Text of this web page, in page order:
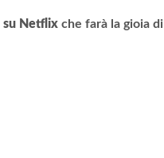
su Netflix che farà la gioia